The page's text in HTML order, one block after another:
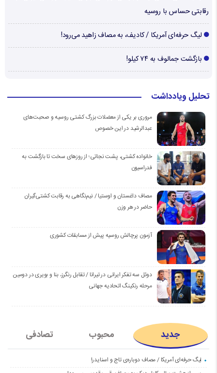
رقابتی حساس با روسیه
لیگ حرفه‌ای آمریکا / کادیف، به مصاف زاهید می‌رود!
بازگشت جمالوف به ۷۴ کیلو!
تحلیل ویادداشت
مروری بر یکی از معضلات بزرگ کشتی روسیه و صحبت‌های
عبدالرشید در این خصوص
خانواده کشتی، پشت نجاتی؛ از روزهای سخت تا بازگشت به
فدراسیون
مصاف داغستان و اوستیا / نیم‌نگاهی به رقابت کشتی‌گیران
حاضر در هر وزن
آزمون پرچالش روسیه پیش از مسابقات کشوری
دوئل سه تفکر ایرانی در تیرانا / تقابل رنگرز، بنا و بویری در دومین
مرحله رنکینگ اتحادیه جهانی
جدید محبوب تصادفی
لیگ حرفه‌ای آمریکا / مصاف دوباره‌ی تاج و اسنایدر!